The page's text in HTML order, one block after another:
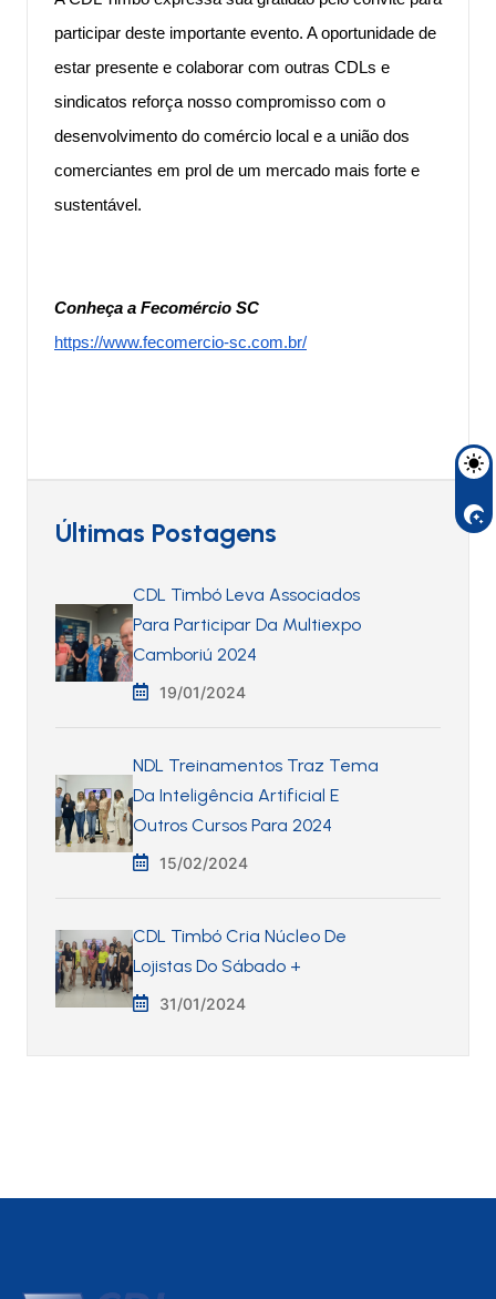
participar deste importante evento. A oportunidade de
estar presente e colaborar com outras CDLs e
sindicatos reforça nosso compromisso com o
desenvolvimento do comércio local e a união dos
comerciantes em prol de um mercado mais forte e
sustentável.
Conheça a Fecomércio SC
https://www.fecomercio-sc.com.br/
Últimas Postagens
CDL Timbó Leva Associados
Para Participar Da Multiexpo
Camboriú 2024
19/01/2024
NDL Treinamentos Traz Tema
Da Inteligência Artificial E
Outros Cursos Para 2024
15/02/2024
CDL Timbó Cria Núcleo De
Lojistas Do Sábado +
31/01/2024